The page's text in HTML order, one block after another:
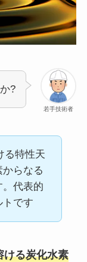
若手技術者
?
る特性天
らなる
代表的
トです
ける炭化水素